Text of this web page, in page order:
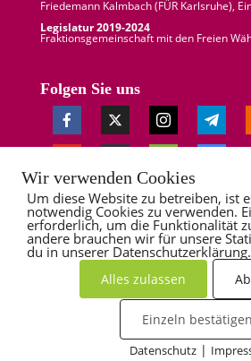
Friedemann Kalmbach (FÜR Karlsruhe),
Legislatur 2019-2024
Fraktionsgemeinschaft mit den Freien
Folgen Sie uns
Impressum
Bildnachweise
Wir verwenden Cookies
Um diese Website zu betreiben, ist
notwendig Cookies zu verwenden.
erforderlich, um die Funktionalität
andere brauchen wir für unsere
du in unserer Datenschutzerklärung.
Alles zulassen
Einzeln bestätigen
Datenschutz|